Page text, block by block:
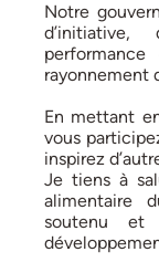
Notre
rayonnement
En mettant
vous
inspirez
Je tiens à
alimentaire
soutenu et